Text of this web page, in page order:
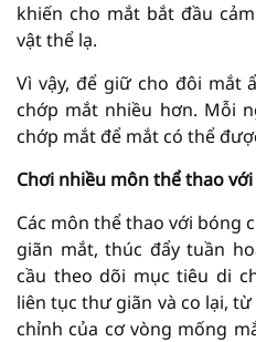
khiến cho mắt bắt đầu
vật thể lạ.
Vì vậy, để giữ cho đôi mắt
chớp mắt nhiều hơn. Mỗi
chớp mắt để mắt có thể
Chơi nhiều môn thể thao
Các môn thể thao với bóng
giãn mắt, thúc đẩy tuần
cầu theo dõi mục tiêu di
liên tục thư giãn và co lại,
chỉnh của cơ vòng mống